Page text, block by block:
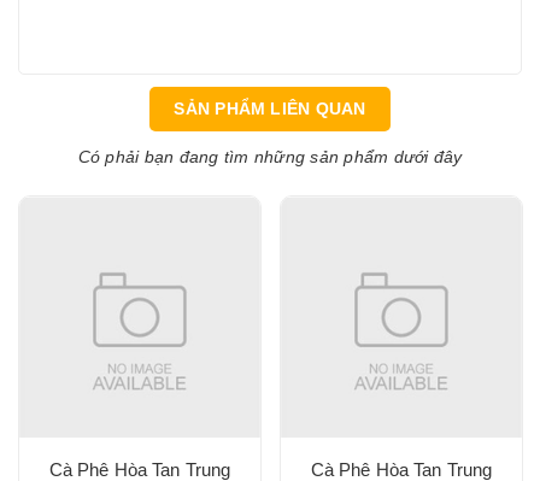
SẢN PHẨM LIÊN QUAN
Có phải bạn đang tìm những sản phẩm dưới đây
Cà Phê Hòa Tan Trung
Cà Phê Hòa Tan Trung